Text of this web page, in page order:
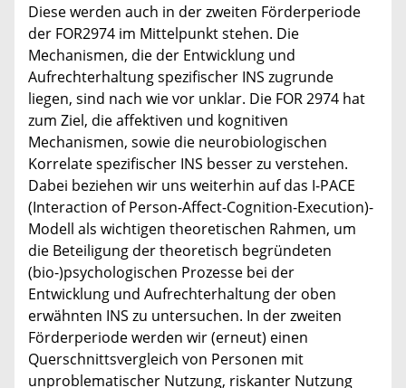
Diese werden auch in der zweiten Förderperiode
der FOR2974 im Mittelpunkt stehen. Die
Mechanismen, die der Entwicklung und
Aufrechterhaltung spezifischer INS zugrunde
liegen, sind nach wie vor unklar. Die FOR 2974 hat
zum Ziel, die affektiven und kognitiven
Mechanismen, sowie die neurobiologischen
Korrelate spezifischer INS besser zu verstehen.
Dabei beziehen wir uns weiterhin auf das I-PACE
(Interaction of Person-Affect-Cognition-Execution)-
Modell als wichtigen theoretischen Rahmen, um
die Beteiligung der theoretisch begründeten
(bio-)psychologischen Prozesse bei der
Entwicklung und Aufrechterhaltung der oben
erwähnten INS zu untersuchen. In der zweiten
Förderperiode werden wir (erneut) einen
Querschnittsvergleich von Personen mit
unproblematischer Nutzung, riskanter Nutzung